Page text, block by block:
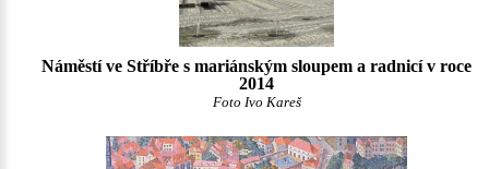
Náměstí ve Stříbře s mariánským sloupem a radnicí v roce
2014
Foto Ivo Kareš